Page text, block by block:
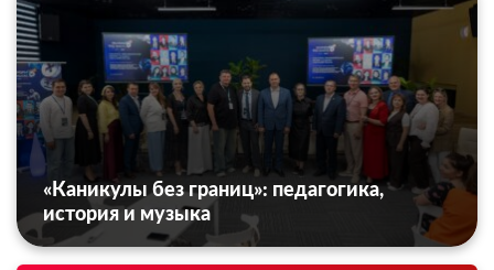
«Каникулы без границ»: педагогика,
история и музыка